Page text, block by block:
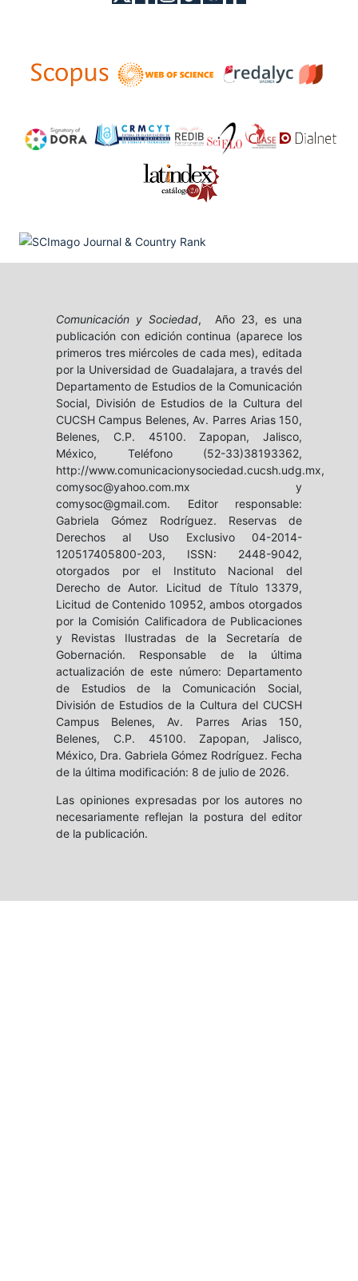
Comunicación y Sociedad, Año 23, es una
publicación con edición continua (aparece los
primeros tres miércoles de cada mes), editada
por la Universidad de Guadalajara, a través del
Departamento de Estudios de la Comunicación
Social, División de Estudios de la Cultura del
CUCSH Campus Belenes, Av. Parres Arias 150,
Belenes, C.P. 45100. Zapopan, Jalisco,
México, Teléfono (52-33)38193362,
http://www.comunicacionysociedad.cucsh.udg.mx,
comysoc@yahoo.com.mx y
comysoc@gmail.com. Editor responsable:
Gabriela Gómez Rodríguez. Reservas de
Derechos al Uso Exclusivo 04-2014-
120517405800-203, ISSN: 2448-9042,
otorgados por el Instituto Nacional del
Derecho de Autor. Licitud de Título 13379,
Licitud de Contenido 10952, ambos otorgados
por la Comisión Calificadora de Publicaciones
y Revistas Ilustradas de la Secretaría de
Gobernación. Responsable de la última
actualización de este número: Departamento
de Estudios de la Comunicación Social,
División de Estudios de la Cultura del CUCSH
Campus Belenes, Av. Parres Arias 150,
Belenes, C.P. 45100. Zapopan, Jalisco,
México, Dra. Gabriela Gómez Rodríguez. Fecha
de la última modificación: 8 de julio de 2026.
Las opiniones expresadas por los autores no
necesariamente reflejan la postura del editor
de la publicación.